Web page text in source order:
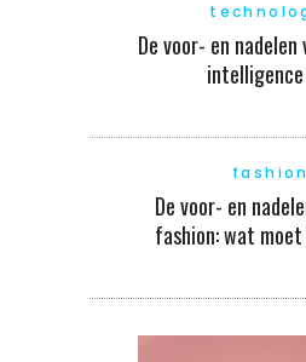
De voor- en
fashion
De voor- en
fashion: wat